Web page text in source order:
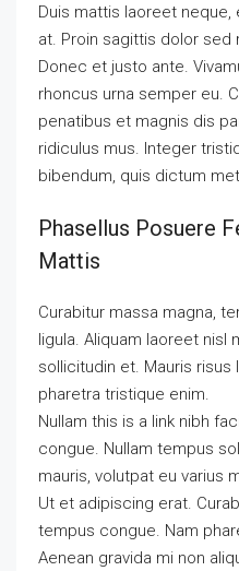
Duis mattis laoreet
at. Proin sagittis dolor sed
Donec et justo ante.
rhoncus urna semper eu.
penatibus et magnis dis
ridiculus mus. Integer
bibendum, quis dictum
Phasellus Posuere
Mattis
Curabitur massa magna,
ligula. Aliquam laoreet nisl
sollicitudin et. Mauris
pharetra tristique enim.
Nullam this is a link nibh
congue. Nullam tempus
mauris, volutpat eu varius
Ut et adipiscing erat.
tempus congue. Nam
Aenean gravida mi non